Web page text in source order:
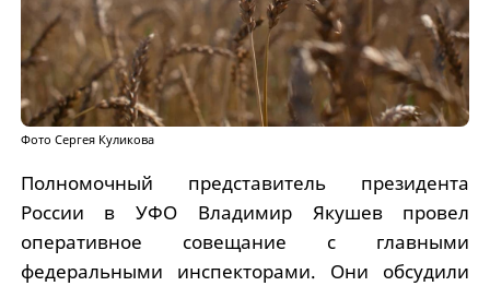
Фото Сергея Куликова
Полномочный представитель президента
России в УФО Владимир Якушев провел
оперативное совещание с главными
федеральными инспекторами. Они обсудили